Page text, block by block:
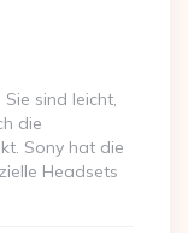
sind leicht,
die
Sony hat die
Headsets